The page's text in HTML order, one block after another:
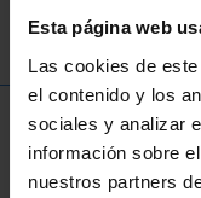
Esta página web
Las cookies de
el contenido y los
sociales y analizar
información sobre
nuestros partners
Meer